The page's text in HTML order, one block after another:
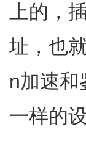
上的，
址，也
n加速和
一样的